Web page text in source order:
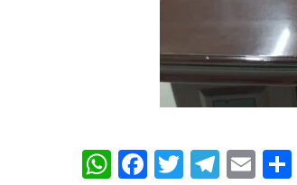
WhatsApp
Facebook
Twitter